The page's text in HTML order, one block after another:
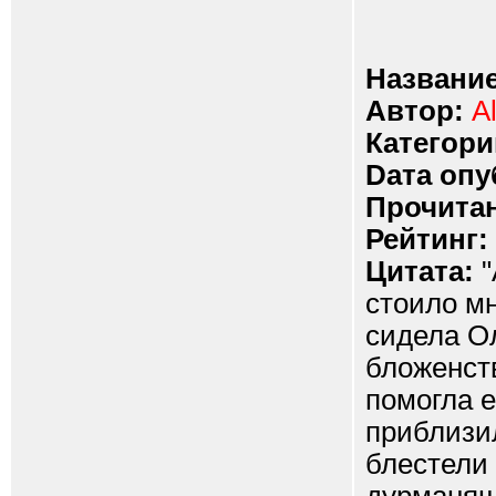
Автор:
Dата
Рейтинг:
Цитата:
стоило
сидела
помогла